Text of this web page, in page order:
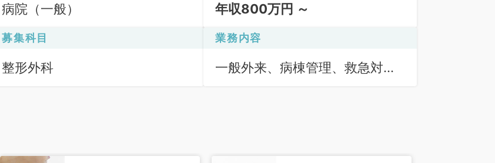
病院（一般） 年収800万円 ～
募集科目
整形外科
業務内容
一般外来、病棟管理、救急対